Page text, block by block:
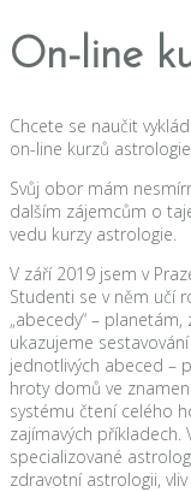
On-line
Chcete se naučit
on-line kurzů
Svůj obor mám
dalším zájemcům o
vedu kurzy astrologie.
V září 2019 jsem v
Studenti se v něm učí
„abecedy“ –
ukazujeme
jednotlivých abeced –
hroty domů ve
systému čtení celého
zajímavých příkladech.
specializované
zdravotní astrologii, vliv